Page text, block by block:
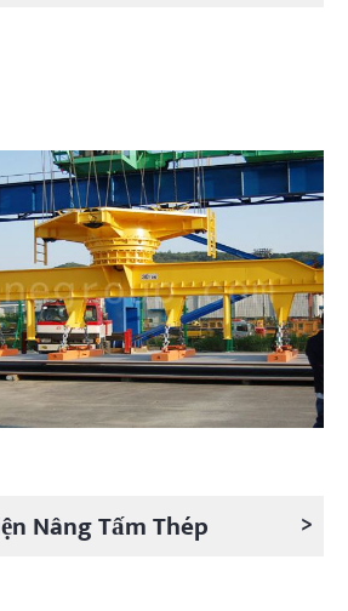
Nâng Tấm Thép >